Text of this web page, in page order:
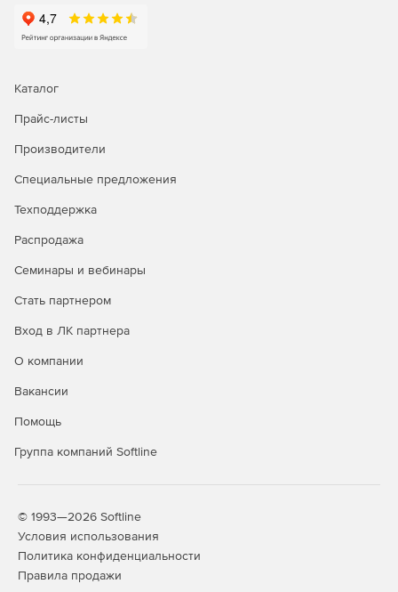
Каталог
Прайс-листы
Производители
Специальные предложения
Техподдержка
Распродажа
Семинары и вебинары
Стать партнером
Вход в ЛК партнера
О компании
Вакансии
Помощь
Группа компаний Softline
© 1993—2026 Softline
Условия использования
Политика конфиденциальности
Правила продажи